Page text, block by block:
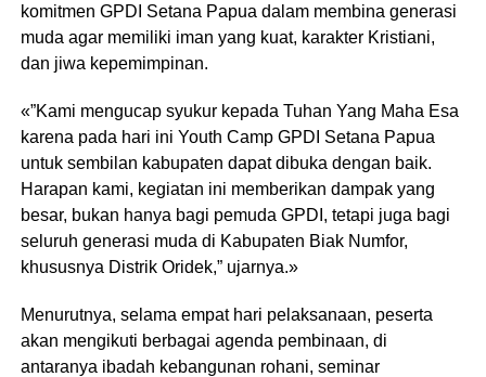
komitmen GPDI Setana Papua dalam membina generasi
muda agar memiliki iman yang kuat, karakter Kristiani,
dan jiwa kepemimpinan.
«”Kami mengucap syukur kepada Tuhan Yang Maha Esa
karena pada hari ini Youth Camp GPDI Setana Papua
untuk sembilan kabupaten dapat dibuka dengan baik.
Harapan kami, kegiatan ini memberikan dampak yang
besar, bukan hanya bagi pemuda GPDI, tetapi juga bagi
seluruh generasi muda di Kabupaten Biak Numfor,
khususnya Distrik Oridek,” ujarnya.»
Menurutnya, selama empat hari pelaksanaan, peserta
akan mengikuti berbagai agenda pembinaan, di
antaranya ibadah kebangunan rohani, seminar